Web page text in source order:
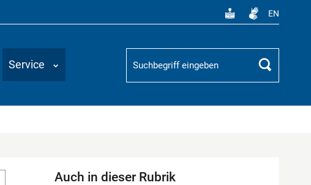
EN
Service
Suchbegriff
Suchen
Auch in dieser Rubrik